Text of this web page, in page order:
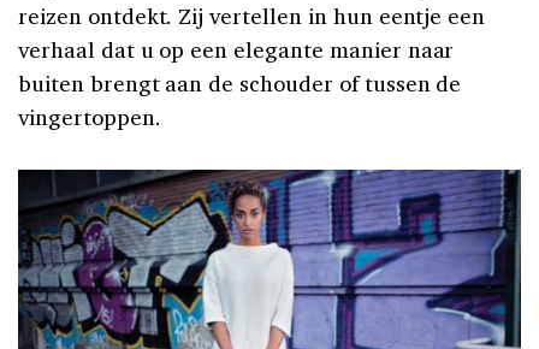
reizen ontdekt. Zij vertellen in hun eentje een
verhaal dat u op een elegante manier naar
buiten brengt aan de schouder of tussen de
vingertoppen.